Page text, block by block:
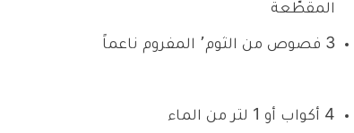
المقطّعة
3 فصوص من الثوم٬ المفروم ناعماً
4 أكواب أو 1 لتر من الماء